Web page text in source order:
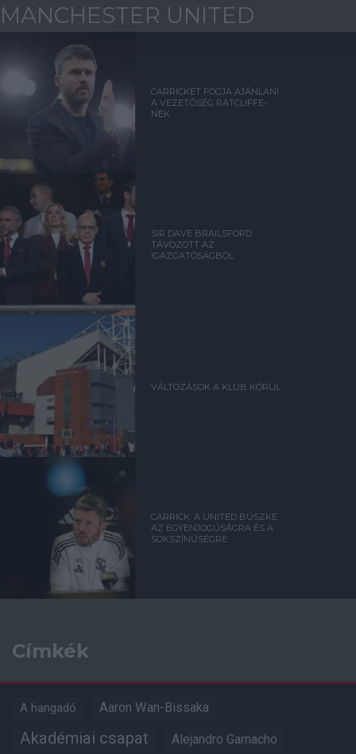
MANCHESTER UNITED
CARRICKET FOGJA AJÁNLANI
A VEZETŐSÉG RATCLIFFE-
NEK
SIR DAVE BRAILSFORD
TÁVOZOTT AZ
IGAZGATÓSÁGBÓL
VÁLTOZÁSOK A KLUB KÖRÜL
CARRICK: A UNITED BÜSZKE
AZ EGYENJOGÚSÁGRA ÉS A
SOKSZÍNŰSÉGRE
Címkék
A hangadó Aaron Wan-Bissaka
Akadémiai csapat Alejandro Garnacho